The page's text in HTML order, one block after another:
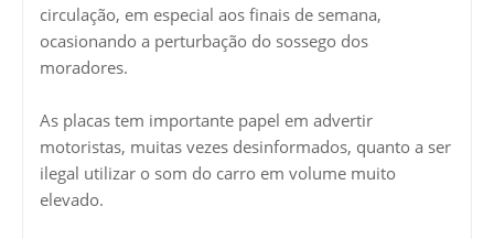
circulação, em especial aos finais de semana,
ocasionando a perturbação do sossego dos
moradores.
As placas tem importante papel em advertir
motoristas, muitas vezes desinformados, quanto a ser
ilegal utilizar o som do carro em volume muito
elevado.